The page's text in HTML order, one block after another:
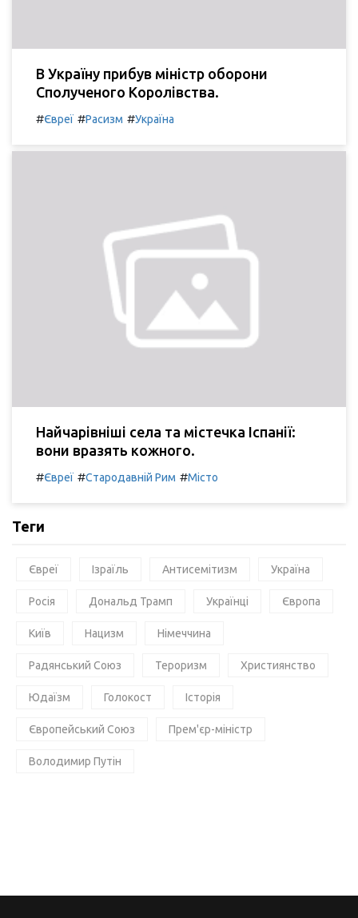
В Україну прибув міністр оборони
Сполученого Королівства.
#Євреї #Расизм #Україна
Найчарівніші села та містечка Іспанії:
вони вразять кожного.
#Євреї #Стародавній Рим #Місто
Теги
Євреї Ізраїль Антисемітизм Україна
Росія Дональд Трамп Українці Європа
Київ Нацизм Німеччина
Радянський Союз Тероризм Християнство
Юдаїзм Голокост Історія
Європейський Союз Прем'єр-міністр
Володимир Путін